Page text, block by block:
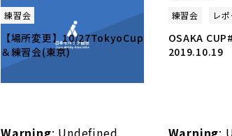
練習会
【場所変更】10/27TokyoCup
＆練習会(東京)
練習会
レ
OSAKA
2019.10.19
Warning: Undefined
Warning: